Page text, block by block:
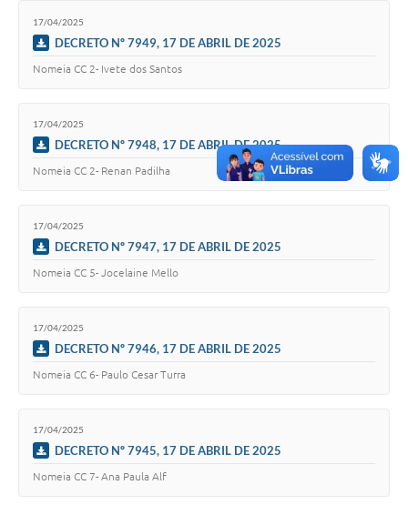
Notícias
Audiências Públicas
Contas Públicas
Links
17/04/2025
DECRETO Nº 7949, 17 DE ABRIL DE 2025
Nomeia CC 2- Ivete dos Santos
17/04/2025
DECRETO Nº 7948, 17 DE ABRIL DE 2025
Nomeia CC 2- Renan Padilha
17/04/2025
DECRETO Nº 7947, 17 DE ABRIL DE 2025
Nomeia CC 5- Jocelaine Mello
17/04/2025
DECRETO Nº 7946, 17 DE ABRIL DE 2025
Nomeia CC 6- Paulo Cesar Turra
17/04/2025
DECRETO Nº 7945, 17 DE ABRIL DE 2025
Nomeia CC 7- Ana Paula Alf